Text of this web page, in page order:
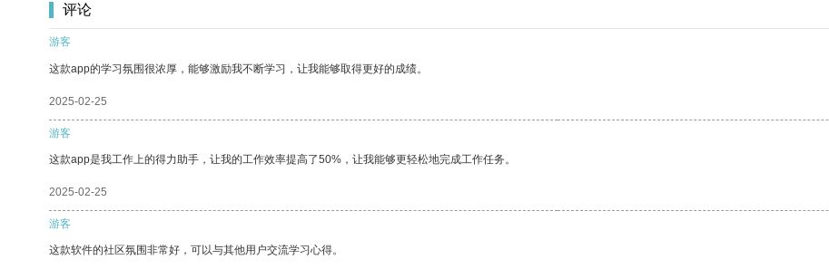
评论
游客
这款app的学习氛围很浓厚，能够激励我不断学习，让我能够取得更好的成绩。
2025-02-25
游客
这款app是我工作上的得力助手，让我的工作效率提高了50%，让我能够更轻松地完成工作任务。
2025-02-25
游客
这款软件的社区氛围非常好，可以与其他用户交流学习心得。